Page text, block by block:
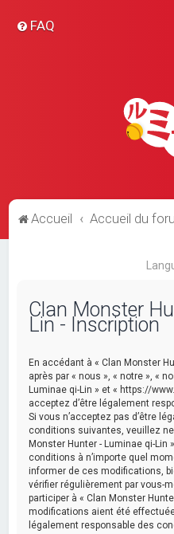
FAQ
Accueil Accueil du
Clan Monster
Lin - Inscription
En accédant à « Clan Monster
après par « nous », « notre », «
Luminae qi-Lin » et « https://
acceptez d’être légalement
Si vous n’acceptez pas d’être
conditions suivantes, veuillez
Monster Hunter - Luminae qi-Lin
conditions à n’importe quel
informer de ces modifications,
vérifier régulièrement par vous-
participer à « Clan Monster
modifications aient été
légalement responsable des